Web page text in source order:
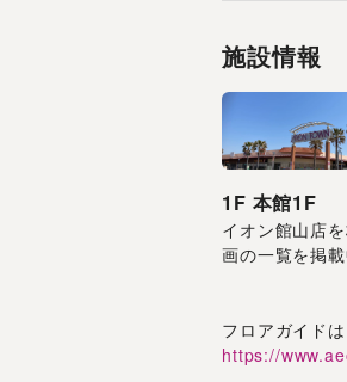
施設情報
1F 本館1F
イオン館山店
画の一覧を掲
フロアガイド
https://